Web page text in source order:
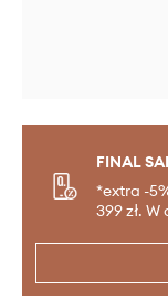
FINAL
*extra -
399 zł.